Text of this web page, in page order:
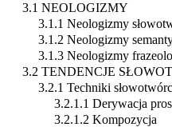
3.1 NEOLOGIZMY
3.1.1 Neologizmy
3.1.2 Neologizmy
3.1.3 Neologizmy
3.2 TENDENCJE
3.2.1 Techniki
3.2.1.1 Derywacja
3.2.1.2 Kompozycja